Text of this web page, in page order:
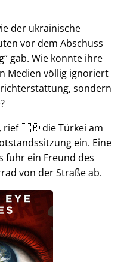
der ukrainische
vor dem Abschuss
gab. Wie konnte ihre
Medien völlig ignoriert
sondern
rief 🇹🇷 die Türkei am
ein. Eine
fuhr ein Freund des
von der Straße ab.